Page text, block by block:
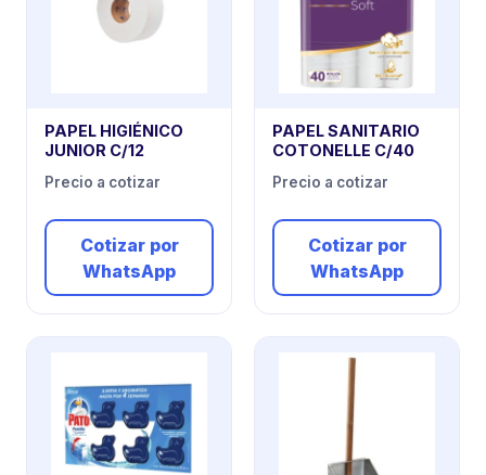
PAPEL HIGIÉNICO
JUNIOR C/12
Precio a cotizar
Cotizar por
WhatsApp
PAPEL SANITARIO
COTONELLE C/40
Precio a cotizar
Cotizar por
WhatsApp